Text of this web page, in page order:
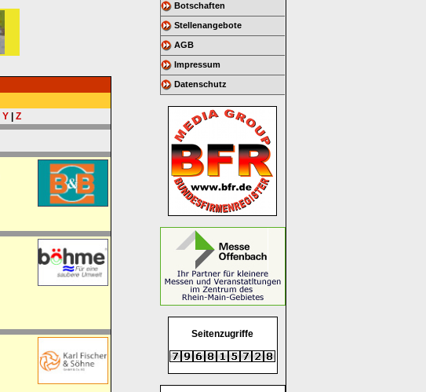
Y| Z
Botschaften
Stellenangebote
AGB
Impressum
Datenschutz
Seitenzugriffe